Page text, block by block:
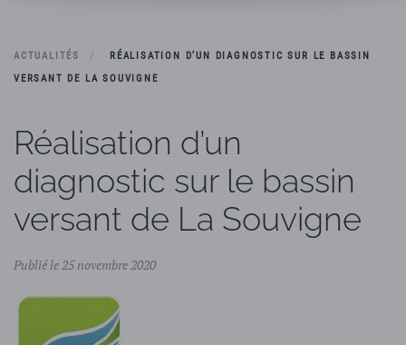
ACTUALITÉS
RÉALISATION D’UN DIAGNOSTIC SUR LE BASSIN
VERSANT DE LA SOUVIGNE
Réalisation d’un
diagnostic sur le bassin
versant de La Souvigne
Publié le 25 novembre 2020